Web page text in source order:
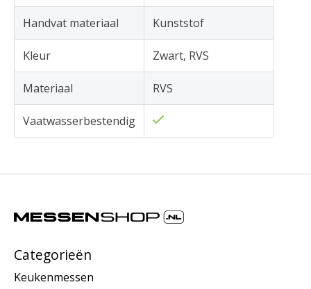
Handvat materiaal Kunststof
Kleur Zwart, RVS
Materiaal RVS
Vaatwasserbestendig
Categorieën
Keukenmessen